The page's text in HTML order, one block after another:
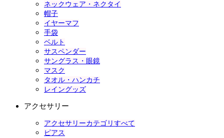
ネックウェア・ネクタイ
帽子
イヤーマフ
手袋
ベルト
サスペンダー
サングラス・眼鏡
マスク
タオル・ハンカチ
レイングッズ
アクセサリー
アクセサリーカテゴリすべて
ピアス